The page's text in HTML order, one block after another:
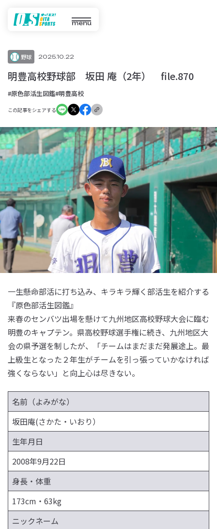
menu
野球 2025.10.22
明豊高校野球部 坂田 庵（2年） file.870
#原色部活生図鑑#明豊高校
この記事をシェアする
一生懸命部活に打ち込み、キラキラ輝く部活生を紹介する
『原色部活生図鑑』
来春のセンバツ出場を懸けて九州地区高校野球大会に臨む
明豊のキャプテン。県高校野球選手権に続き、九州地区大
会の県予選を制したが、「チームはまだまだ発展途上。最
上級生となった２年生がチームを引っ張っていかなければ
強くならない」と向上心は尽きない。
名前（よみがな）
坂田庵(さかた・いおり）
生年月日
2008年9月22日
身長・体重
173cm・63kg
ニックネーム